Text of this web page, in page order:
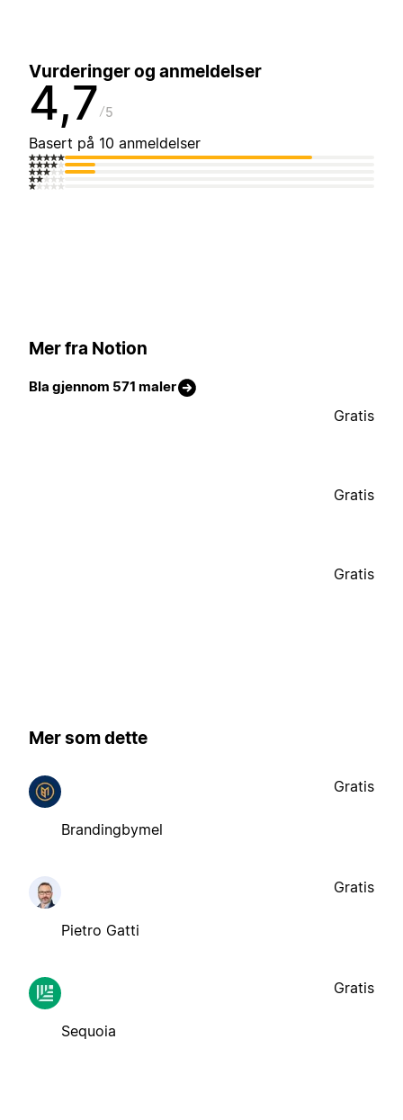
Vurderinger og anmeldelser
4,7 5
Basert på 10 anmeldelser
Mer fra Notion
Bla gjennom 571 maler
Gratis
Gratis
Gratis
Mer som dette
Brandingbymel
Gratis
Pietro Gatti
Gratis
Sequoia
Gratis